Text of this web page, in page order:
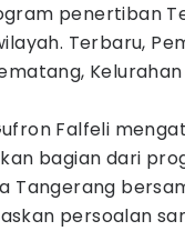
penertiban
Terbaru,
Falfeli
bagian dari
Tangerang
persoalan